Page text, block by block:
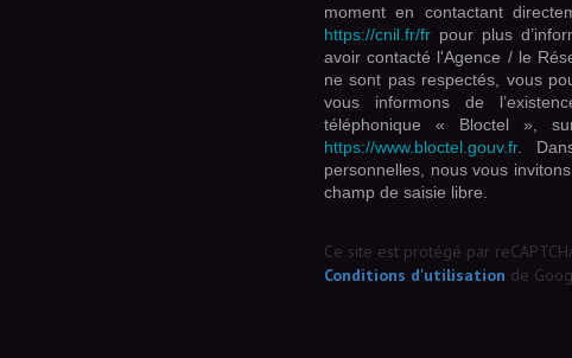
moment en contactant
https://cnil.fr/fr pour plus
avoir contacté l'Agence / le
ne sont pas respectés, vous
vous informons de
téléphonique « Bloctel »,
https://www.bloctel.gouv.fr.
personnelles, nous vous
champ de saisie libre.
Ce site est protégé par
Conditions d'utilisation de